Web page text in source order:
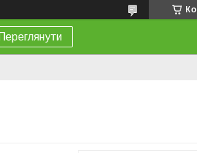
Переглянути